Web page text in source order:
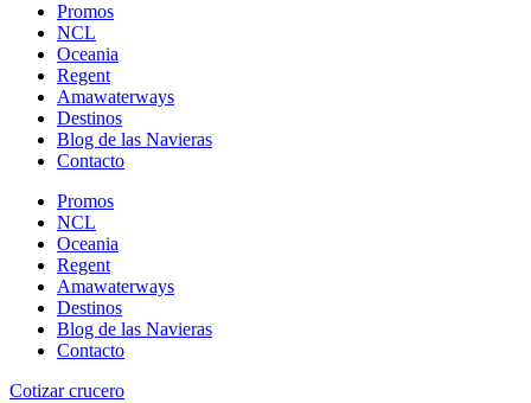
Promos
NCL
Oceania
Regent
Amawaterways
Destinos
Blog de las Navieras
Contacto
Promos
NCL
Oceania
Regent
Amawaterways
Destinos
Blog de las Navieras
Contacto
Cotizar crucero